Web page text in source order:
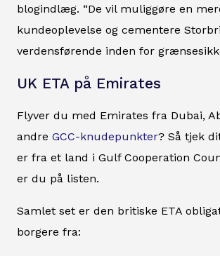
blogindlæg. “De vil muliggøre en
kundeoplevelse og cementere
verdensførende inden for
UK ETA på Emirates
Flyver du med Emirates fra Dubai,
andre GCC-knudepunkter? Så tjek
er fra et land i Gulf Cooperation
er du på listen.
Samlet set er den britiske ETA
borgere fra: